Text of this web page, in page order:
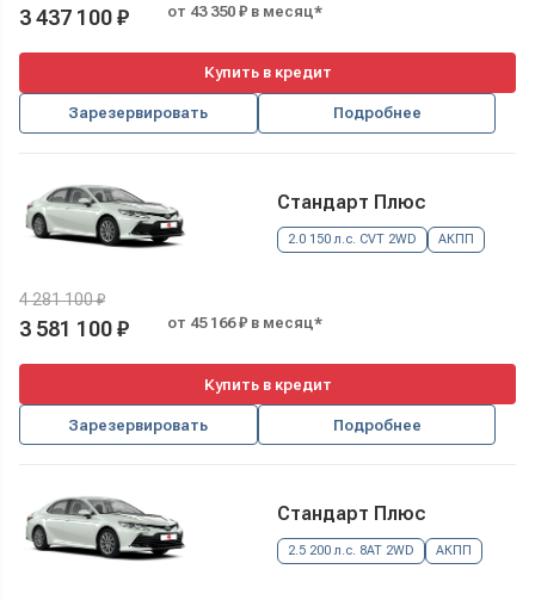
3 437 100 ₽ от 43 350 ₽ в месяц*
Купить в кредит
Зарезервировать Подробнее
Стандарт Плюс
2.0 150 л.с. CVT 2WD АКПП
4 281 100 ₽
3 581 100 ₽ от 45 166 ₽ в месяц*
Купить в кредит
Зарезервировать Подробнее
Стандарт Плюс
2.5 200 л.с. 8AT 2WD АКПП